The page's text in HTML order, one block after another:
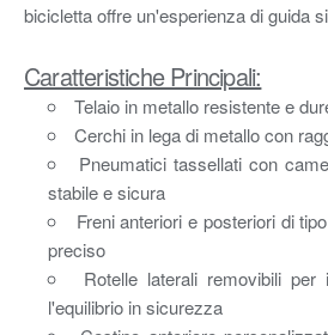
bicicletta offre un'esperienza di guida
Caratteristiche Principali:
Telaio in metallo resistente e
Cerchi in lega di metallo con
Pneumatici tassellati con
stabile e sicura
Freni anteriori e posteriori di
preciso
Rotelle laterali removibili per
l'equilibrio in sicurezza